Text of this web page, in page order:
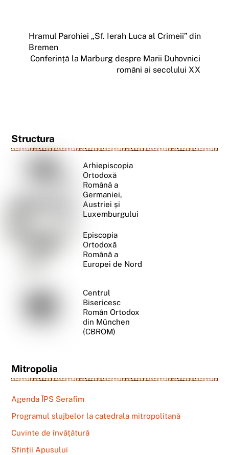
Hramul Parohiei „Sf. Ierah Luca al Crimeii” din
Bremen
Conferință la Marburg despre Marii Duhovnici
români ai secolului XX
Structura
Arhiepiscopia
Ortodoxă
Română a
Germaniei,
Austriei și
Luxemburgului
Episcopia
Ortodoxă
Română a
Europei de Nord
Centrul
Bisericesc
Român Ortodox
din München
(CBROM)
Mitropolia
Agenda ÎPS Serafim
Programul slujbelor la catedrala mitropolitană
Cuvinte de învățătură
Sfinții Apusului